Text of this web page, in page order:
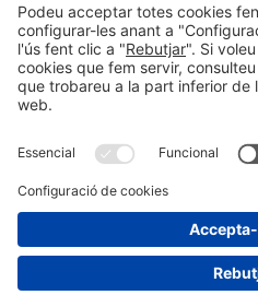
a les xarxes socials